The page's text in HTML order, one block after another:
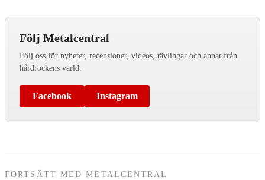
Följ Metalcentral
Följ oss för nyheter, recensioner, videos, tävlingar och annat från
hårdrockens värld.
Facebook Instagram
FORTSÄTT MED METALCENTRAL